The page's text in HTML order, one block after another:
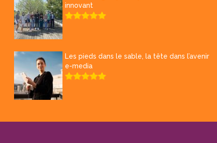
innovant
Les pieds dans le sable, la tête dans l’avenir
e-media